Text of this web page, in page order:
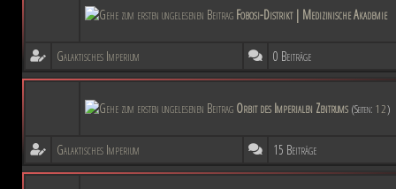
Fobosi-Distrikt | Medizinische Akademie
Galaktisches Imperium 0 Beiträge
Orbit des Imperialen Zentrums (Seiten: 12)
Galaktisches Imperium 15 Beiträge